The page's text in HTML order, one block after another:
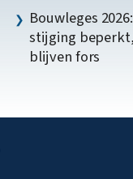
Bouwleges
stijging
blijven fors